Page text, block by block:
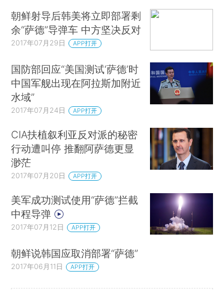
朝鲜射导后韩美将立即部署剩
余“萨德”导弹车 中方坚决反对
2017年07月29日 APP打开
国防部回应“美国测试‘萨德’时
中国军舰出现在阿拉斯加附近
水域”
2017年07月24日 APP打开
CIA扶植叙利亚反对派的秘密
行动遭叫停 推翻阿萨德更显
渺茫
2017年07月20日 APP打开
美军成功测试使用“萨德”拦截
中程导弹
2017年07月12日 APP打开
朝鲜说韩国应取消部署“萨德”
2017年06月11日 APP打开